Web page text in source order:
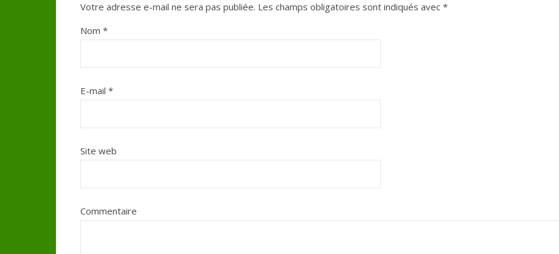
Votre adresse e-mail ne sera pas publiée. Les champs obligatoires sont indiqués avec *
Nom *
E-mail *
Site web
Commentaire